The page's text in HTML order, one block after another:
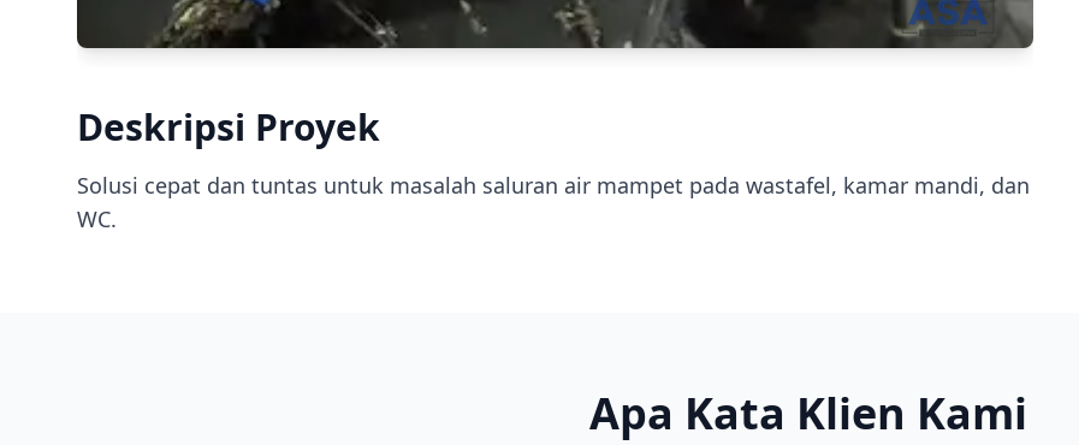
Deskripsi Proyek
Solusi cepat dan tuntas untuk masalah saluran air mampet pada wastafel, kamar mandi, dan
WC.
Apa Kata Klien Kami